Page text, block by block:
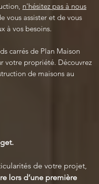
n'hésitez pas à nous
vous assister et de vous
à vos besoins.
carrés de Plan Maison
votre propriété. Découvrez
de maisons au
de votre projet,
lors d’une première